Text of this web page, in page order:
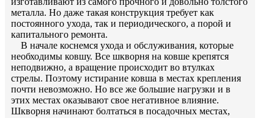
металла. Но даже такая конструкция требует как
постоянного ухода, так и периодического, а порой и
капитального ремонта.
В начале коснемся ухода и обслуживания, которые
необходимы ковшу. Все шкворня на ковше крепятся
неподвижно, а вращение происходит во втулках
стрелы. Поэтому истирание ковша в местах крепления
почти невозможно. Но все же большие нагрузки и в
этих местах оказывают свое негативное влияние.
Шкворня начинают болтаться в посадочных местах,